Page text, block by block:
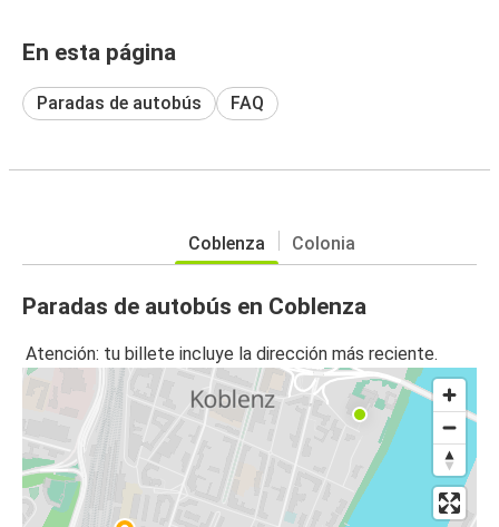
En esta página
Paradas de autobús FAQ
Coblenza Colonia
Paradas de autobús en Coblenza
Atención: tu billete incluye la dirección más reciente.